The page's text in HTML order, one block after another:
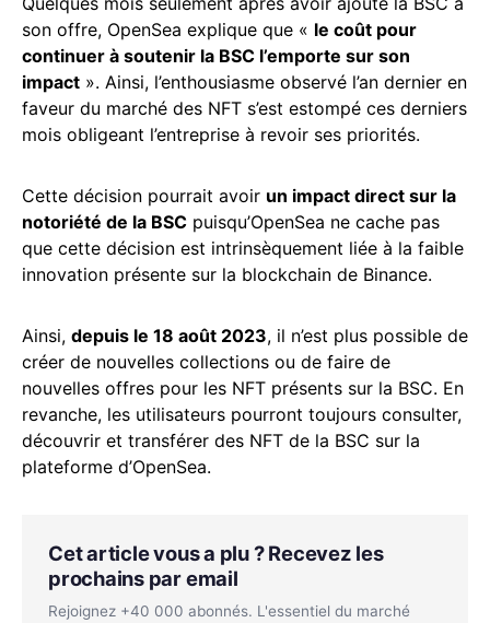
son offre, OpenSea explique que « le coût pour
continuer à soutenir la BSC l’emporte sur son
impact ». Ainsi, l’enthousiasme observé l’an dernier en
faveur du marché des NFT s’est estompé ces derniers
mois obligeant l’entreprise à revoir ses priorités.
Cette décision pourrait avoir un impact direct sur la
notoriété de la BSC puisqu’OpenSea ne cache pas
que cette décision est intrinsèquement liée à la faible
innovation présente sur la blockchain de Binance.
Ainsi, depuis le 18 août 2023, il n’est plus possible de
créer de nouvelles collections ou de faire de
nouvelles offres pour les NFT présents sur la BSC. En
revanche, les utilisateurs pourront toujours consulter,
découvrir et transférer des NFT de la BSC sur la
plateforme d’OpenSea.
Cet article vous a plu ? Recevez les
prochains par email
Rejoignez +40 000 abonnés. L'essentiel du marché